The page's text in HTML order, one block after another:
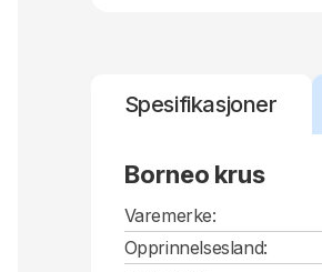
Spesifikasjoner
Borneo krus
Varemerke:
Opprinnelsesland: